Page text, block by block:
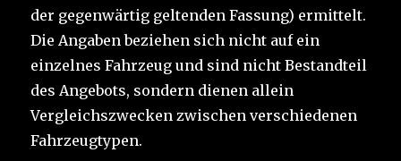
der gegenwärtig geltenden Fassung) ermittelt.
Die Angaben beziehen sich nicht auf ein
einzelnes Fahrzeug und sind nicht Bestandteil
des Angebots, sondern dienen allein
Vergleichszwecken zwischen verschiedenen
Fahrzeugtypen.